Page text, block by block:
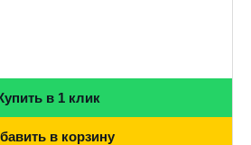
в 1 клик
в корзину